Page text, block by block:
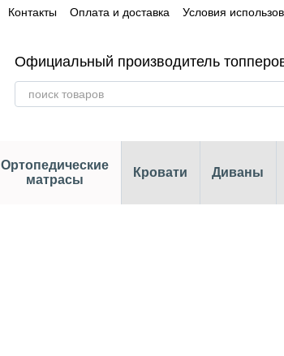
Контакты Оплата и доставка Условия
Официальный производитель
Ортопедические
матрасы
Кровати Диваны